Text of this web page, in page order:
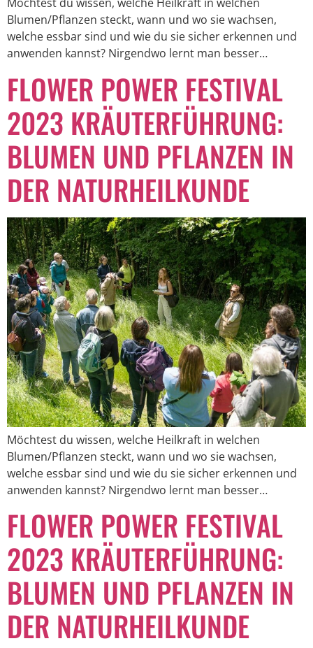
Blumen/Pflanzen steckt, wann und wo sie wachsen,
welche essbar sind und wie du sie sicher erkennen und
anwenden kannst? Nirgendwo lernt man besser…
FLOWER POWER FESTIVAL
2023 KRÄUTERFÜHRUNG:
BLUMEN UND PFLANZEN IN
DER NATURHEILKUNDE
Möchtest du wissen, welche Heilkraft in welchen
Blumen/Pflanzen steckt, wann und wo sie wachsen,
welche essbar sind und wie du sie sicher erkennen und
anwenden kannst? Nirgendwo lernt man besser…
FLOWER POWER FESTIVAL
2023 KRÄUTERFÜHRUNG:
BLUMEN UND PFLANZEN IN
DER NATURHEILKUNDE